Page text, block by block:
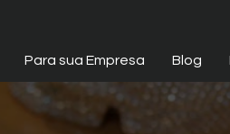
Para sua Empresa Blog